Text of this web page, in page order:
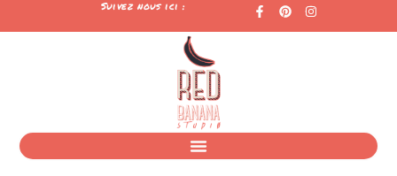
Suivez nous ici :